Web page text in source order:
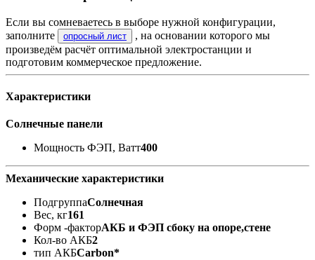
Если вы сомневаетесь в выборе нужной конфигурации,
заполните
опросный лист
, на основании которого мы
произведём расчёт оптимальной электростанции и
подготовим коммерческое предложение.
Характеристики
Солнечные панели
Мощность ФЭП, Ватт400
Механические характеристики
ПодгруппаСолнечная
Вес, кг161
Форм -факторАКБ и ФЭП сбоку на опоре,стене
Кол-во АКБ2
тип АКБCarbon*